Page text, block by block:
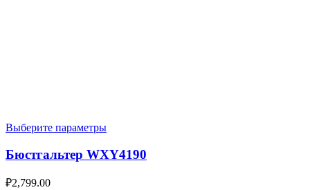
Выберите параметры
Бюстгальтер WXY4190
₽2,799.00